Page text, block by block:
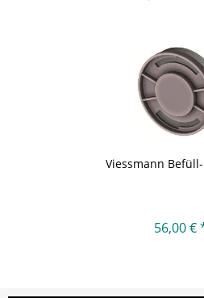
Viessmann
56,00 €